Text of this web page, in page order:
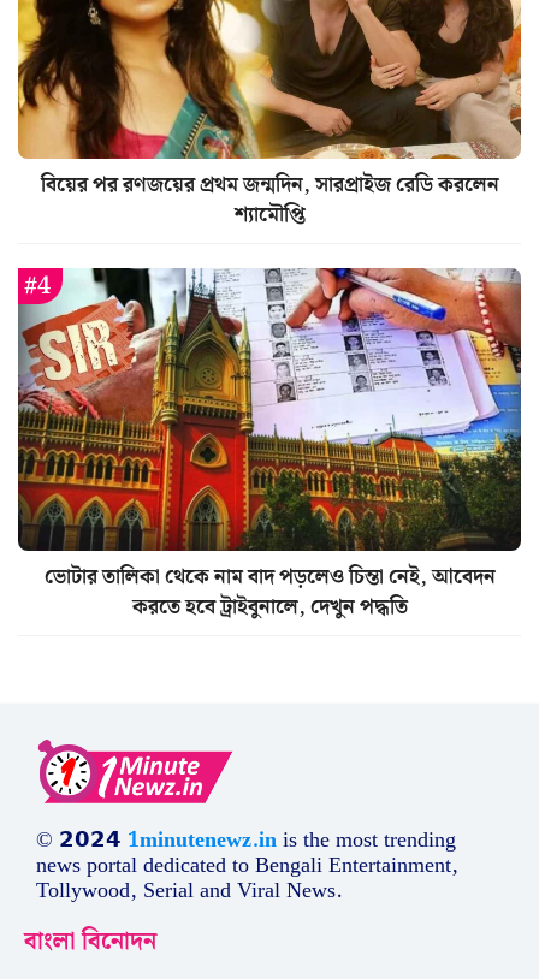
বিয়ের পর রণজয়ের প্রথম জন্মদিন, সারপ্রাইজ রেডি করলেন
শ্যামৌপ্তি
ভোটার তালিকা থেকে নাম বাদ পড়লেও চিন্তা নেই, আবেদন
করতে হবে ট্রাইবুনালে, দেখুন পদ্ধতি
© 𝟮𝟬𝟮𝟰 1minutenewz.inis the most trending
news portal dedicated to Bengali Entertainment,
Tollywood, Serial and Viral News.
বাংলা বিনোদন